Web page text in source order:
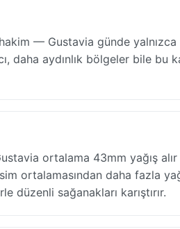
— Gustavia günde yalnızca
daha aydınlık bölgeler bile bu
ortalama 43mm yağış alır
ortalamasından daha fazla
düzenli sağanakları karıştırır.